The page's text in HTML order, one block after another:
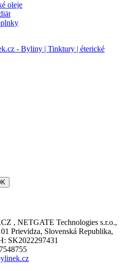
oleje
- Byliny | Tinktury | éterické
, NETGATE Technologies s.r.o.,
Prievidza, Slovenská Republika,
SK2022297431